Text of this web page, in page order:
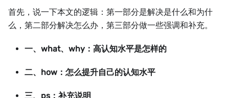
首先，说一下本文的逻辑：第一部分是解决是什么和为什
么，第二部分解决怎么办，第三部分做一些强调和补充。
一、what、why：高认知水平是怎样的
二、how：怎么提升自己的认知水平
三、ps：补充说明